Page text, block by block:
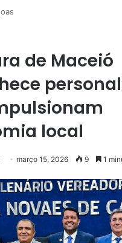
de Maceió
local
março 15, 2026 9 1